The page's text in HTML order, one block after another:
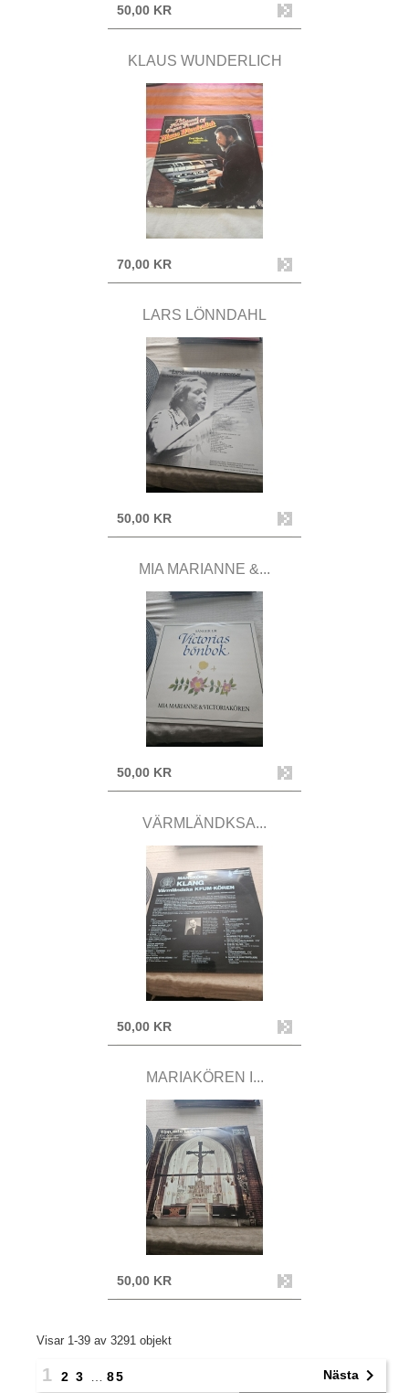
50,00 KR
KLAUS WUNDERLICH
70,00 KR
LARS LÖNNDAHL
50,00 KR
MIA MARIANNE &...
50,00 KR
VÄRMLÄNDKSA...
50,00 KR
MARIAKÖREN I...
50,00 KR
Visar 1-39 av 3291 objekt
1 2 3 … 85 Nästa 